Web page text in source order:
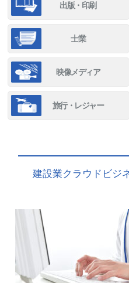
出版・印刷
士業
映像メディア
旅行・レジャー
建設業クラウドビジ